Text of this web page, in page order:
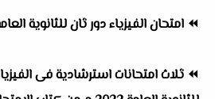
⏪ امتحان الفيزياء دور ثان للثانوية العامة
⏪ ثلاث امتحانات استرشادية فى